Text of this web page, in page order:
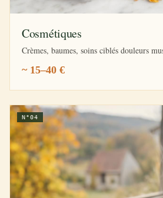
Cosmétiques
Crèmes, baumes, soins ciblés douleurs
~ 15–40 €
N°04